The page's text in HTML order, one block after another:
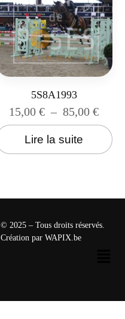
5S8A1993
15,00€ – 85,00€
Lire la suite
© 2025 – Tous droits réservés.
Création par WAPIX.be